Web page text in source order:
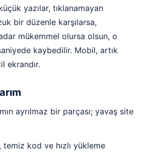
yazılar, tıklanamayan
bir düzenle karşılarsa,
mükemmel olursa olsun, o
kaybedilir. Mobil, artık
ekrandır.
ayrılmaz bir parçası; yavaş site
kod ve hızlı yükleme